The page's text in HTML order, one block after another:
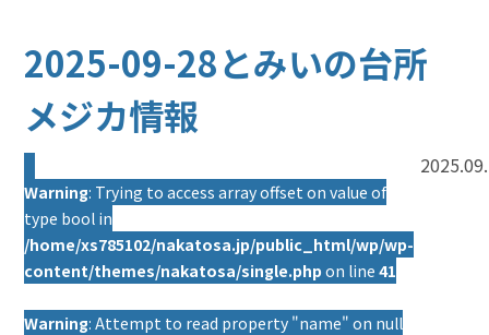
2025-09-28とみいの台所
メジカ情報
Warning: Trying to access array offset on value of
type bool in
/home/xs785102/nakatosa.jp/public_html/wp/wp-
content/themes/nakatosa/single.php on line41
Warning: Attempt to read property "name" on null